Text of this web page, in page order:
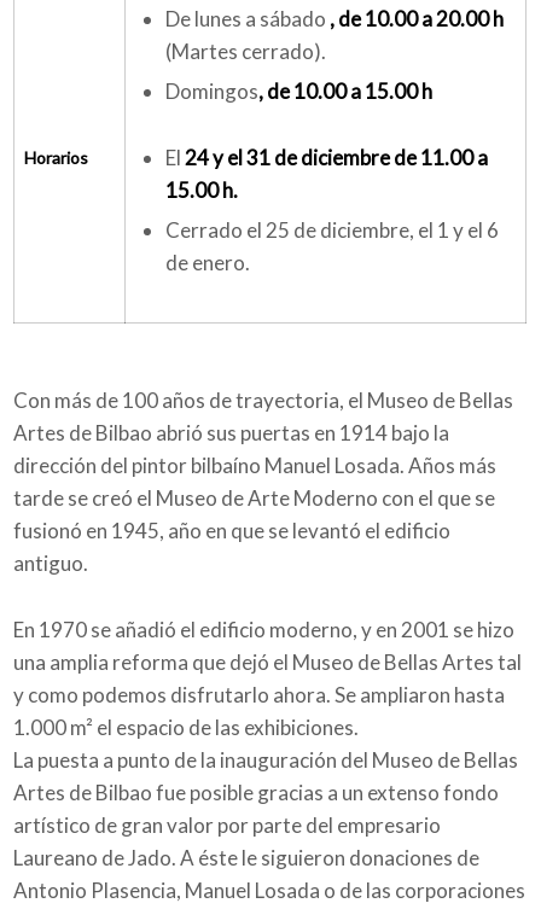
Horarios
De lunes a sábado , de 10.00 a 20.00 h
(Martes cerrado).
Domingos, de 10.00 a 15.00 h
El24 y el 31 de diciembre de 11.00 a
15.00 h.
Cerrado el 25 de diciembre, el 1 y el 6
de enero.
Con más de 100 años de trayectoria, el Museo de Bellas
Artes de Bilbao abrió sus puertas en 1914 bajo la
dirección del pintor bilbaíno Manuel Losada. Años más
tarde se creó el Museo de Arte Moderno con el que se
fusionó en 1945, año en que se levantó el edificio
antiguo.
En 1970 se añadió el edificio moderno, y en 2001 se hizo
una amplia reforma que dejó el Museo de Bellas Artes tal
y como podemos disfrutarlo ahora. Se ampliaron hasta
1.000 m² el espacio de las exhibiciones.
La puesta a punto de la inauguración del Museo de Bellas
Artes de Bilbao fue posible gracias a un extenso fondo
artístico de gran valor por parte del empresario
Laureano de Jado. A éste le siguieron donaciones de
Antonio Plasencia, Manuel Losada o de las corporaciones